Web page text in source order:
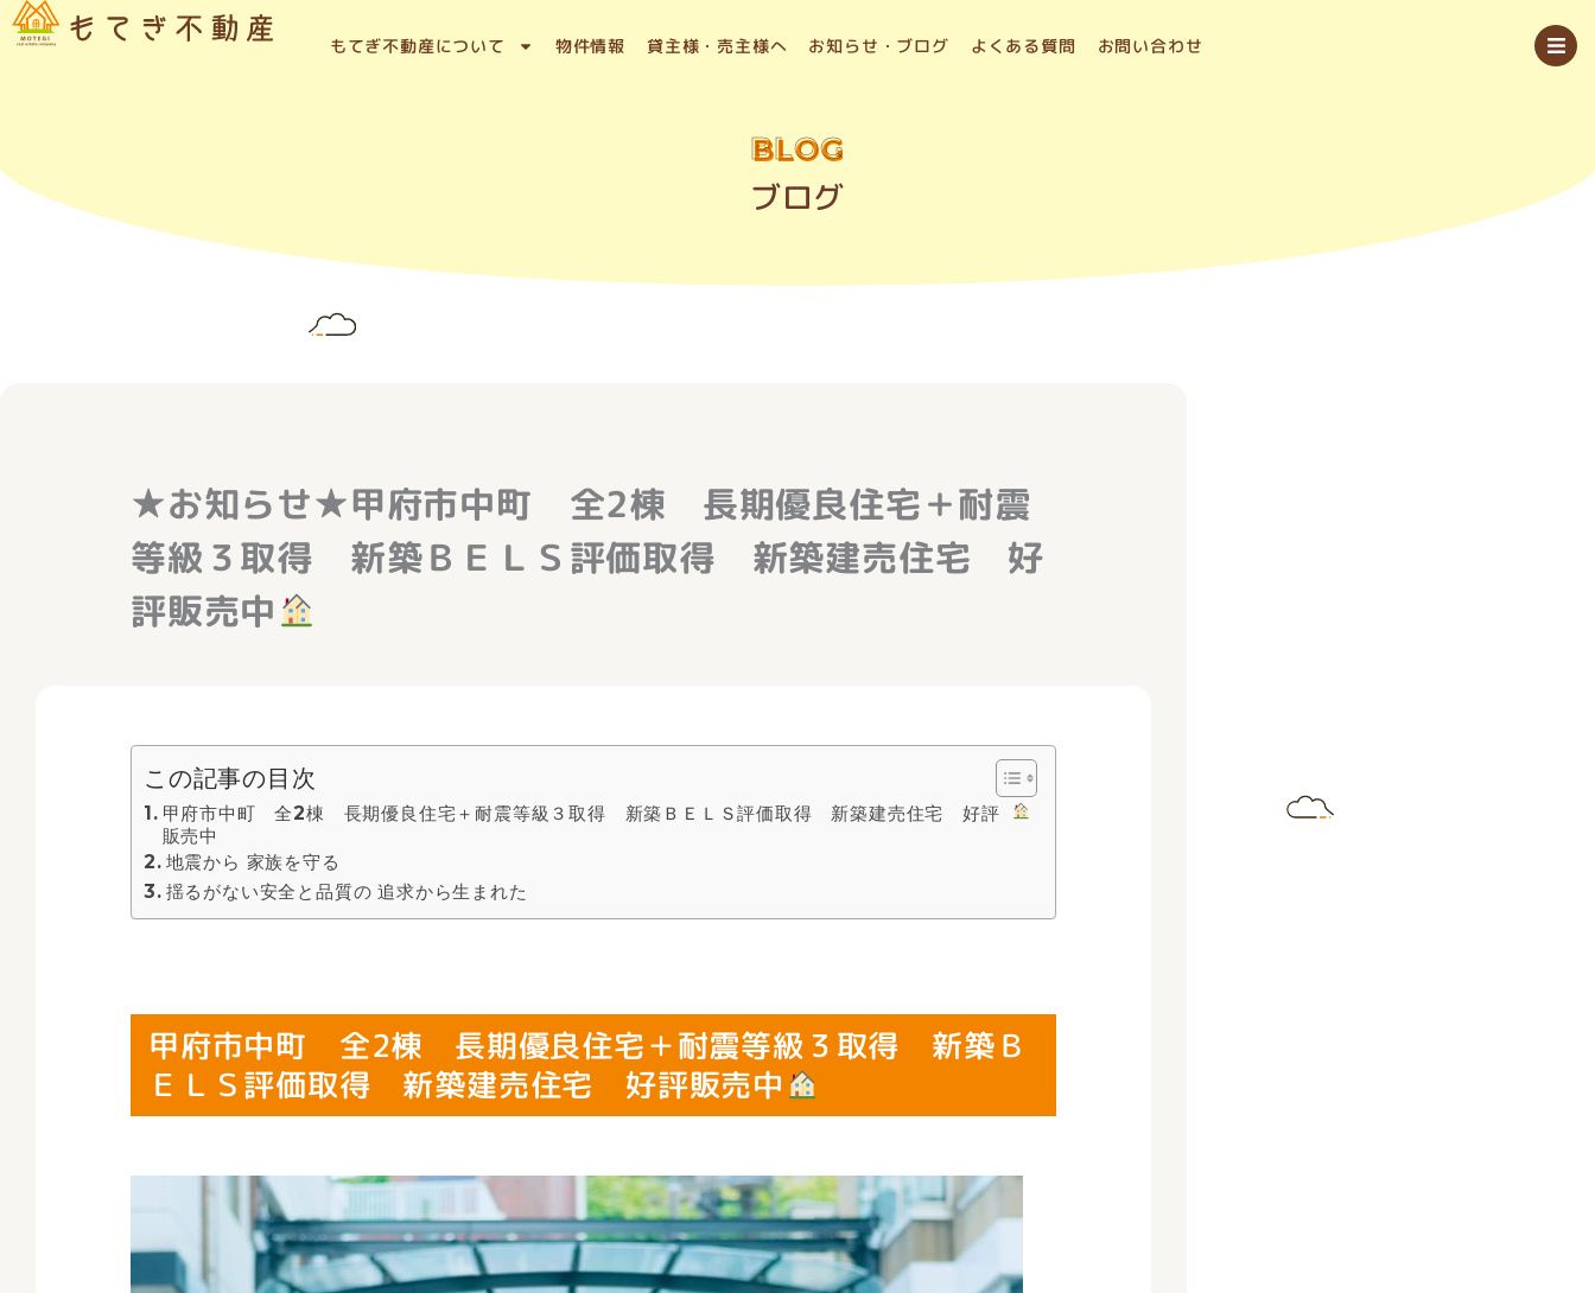
内
容
プ
もてぎ不動産について 物件情報 貸主様・売主様へ お知らせ・ブログ よくある質問 お問い合わせ
BLOG
ブログ
★お知らせ★甲府市中町 全2棟 長期優良住宅＋耐震
等級３取得 新築ＢＥＬＳ評価取得 新築建売住宅 好
評販売中
この記事の目次
甲府市中町 全2棟 長期優良住宅＋耐震等級３取得 新築ＢＥＬＳ評価取得 新築建売住宅 好評
販売中
地震から 家族を守る
揺るがない安全と品質の 追求から生まれた
甲府市中町 全2棟 長期優良住宅＋耐震等級３取得 新築Ｂ
ＥＬＳ評価取得 新築建売住宅 好評販売中